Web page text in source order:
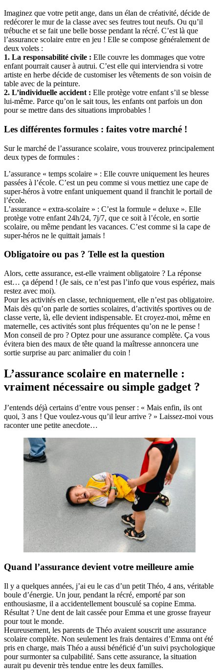
Imaginez que votre petit ange, dans un élan de créativité, décide de
redécorer le mur de la classe avec ses feutres tout neufs. Ou qu’il
trébuche et se fait une belle bosse pendant la récré. C’est là que
l’assurance scolaire entre en jeu ! Elle se compose généralement de
deux volets :
1. La responsabilité civile : Elle couvre les dommages que votre
enfant pourrait causer à autrui. C’est elle qui interviendra si votre
artiste en herbe décide de customiser les vêtements de son voisin de
table avec de la peinture.
2. L’individuelle accident : Elle protège votre enfant s’il se blesse
lui-même. Parce qu’on le sait tous, les enfants ont parfois un don
pour se mettre dans des situations improbables !
Les différentes formules : faites votre marché !
Sur le marché de l’assurance scolaire, vous trouverez principalement
deux types de formules :
L’assurance « temps scolaire » : Elle couvre uniquement les heures
passées à l’école. C’est un peu comme si vous mettiez une cape de
super-héros à votre enfant uniquement quand il franchit le portail de
l’école.
L’assurance « extra-scolaire » : C’est la formule « deluxe ». Elle
protège votre enfant 24h/24, 7j/7, que ce soit à l’école, en sortie
scolaire, ou même pendant les vacances. C’est comme si la cape de
super-héros ne le quittait jamais !
Obligatoire ou pas ? Telle est la question
Alors, cette assurance, est-elle vraiment obligatoire ? La réponse
est… ça dépend ! (Je sais, ce n’est pas l’info que vous espériez, mais
restez avec moi).
Pour les activités en classe, techniquement, elle n’est pas obligatoire.
Mais dès qu’on parle de sorties scolaires, d’activités sportives ou de
classe verte, là, elle devient indispensable. Et croyez-moi, même en
maternelle, ces activités sont plus fréquentes qu’on ne le pense !
Mon conseil de pro ? Optez pour une assurance complète. Ça vous
évitera bien des maux de tête quand la maîtresse annoncera une
sortie surprise au parc animalier du coin !
L’assurance scolaire en maternelle :
vraiment nécessaire ou simple gadget ?
J’entends déjà certains d’entre vous penser : « Mais enfin, ils ont
quoi, 3 ans ! Que voulez-vous qu’il leur arrive ? » Laissez-moi vous
raconter une petite anecdote…
Quand l’assurance devient votre meilleure amie
Il y a quelques années, j’ai eu le cas d’un petit Théo, 4 ans, véritable
boule d’énergie. Un jour, pendant la récré, emporté par son
enthousiasme, il a accidentellement bousculé sa copine Emma.
Résultat ? Une dent de lait cassée pour Emma et une grosse frayeur
pour tout le monde.
Heureusement, les parents de Théo avaient souscrit une assurance
scolaire complète. Non seulement les frais dentaires d’Emma ont été
pris en charge, mais Théo a aussi bénéficié d’un suivi psychologique
pour surmonter sa culpabilité. Sans cette assurance, la situation
aurait pu devenir très tendue entre les deux familles.